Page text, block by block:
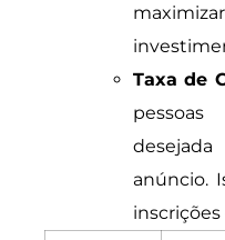
Taxa de
anúncio.